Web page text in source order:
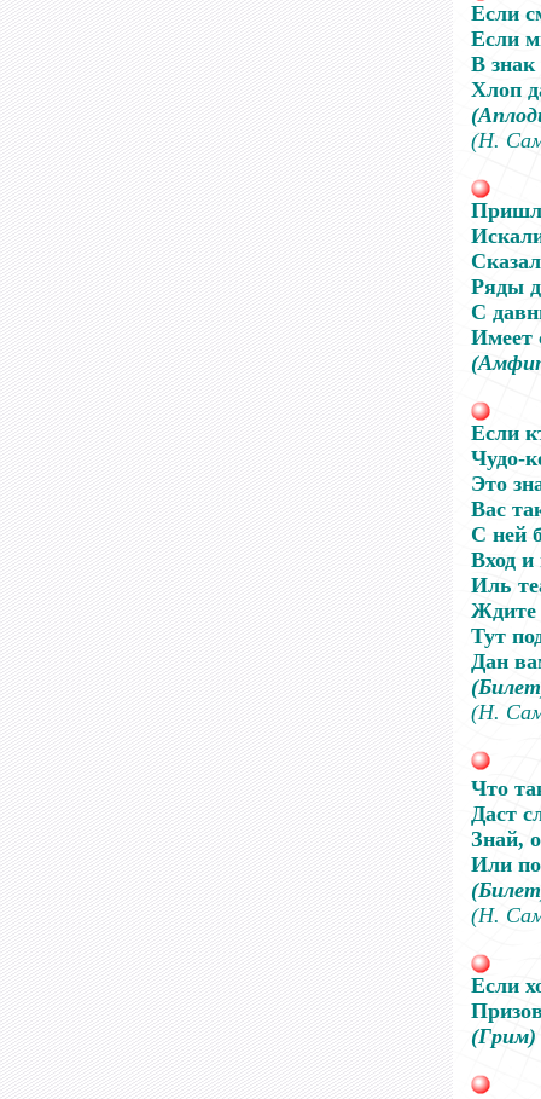
Если
Если
В знак
Хлоп
(Н.
Ряды
С
Имеет
Если
Чудо-
Это
Вас
С ней
Вход и
Иль
Ждите
Тут
Дан
(Н.
Что
Даст
Знай,
Или
(Н.
Если
(Грим)